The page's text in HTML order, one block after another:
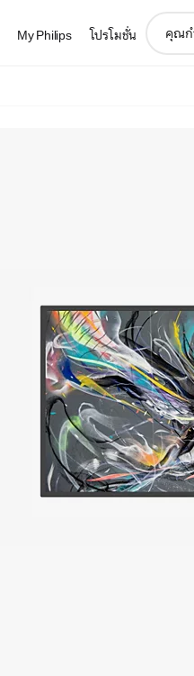
My Philips โปรโมชั่น
search